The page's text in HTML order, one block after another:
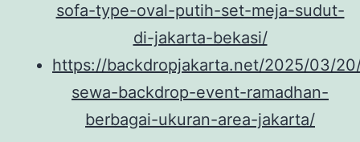
sofa-type-oval-putih-set-meja-sudut-
di-jakarta-bekasi/
https://backdropjakarta.net/2025/03/
sewa-backdrop-event-ramadhan-
berbagai-ukuran-area-jakarta/